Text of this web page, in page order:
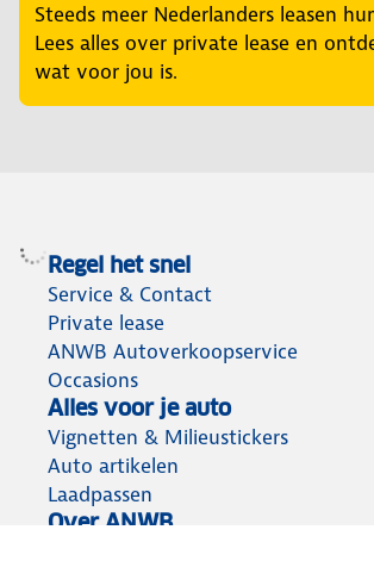
Steeds meer Nederlanders leasen
Lees alles over private lease en
wat voor jou is.
Regel het snel
Service & Contact
Private lease
ANWB Autoverkoopservice
Occasions
Alles voor je auto
Vignetten & Milieustickers
Auto artikelen
Laadpassen
Over ANWB